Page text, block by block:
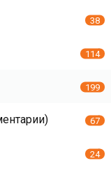
38
114
199
67
24